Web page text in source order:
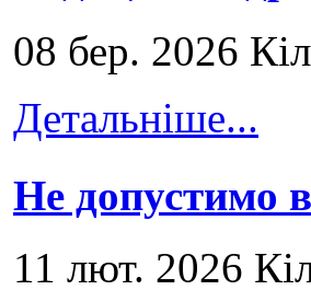
08 бер. 2026
Детальніше...
Не допустимо
11 лют. 2026